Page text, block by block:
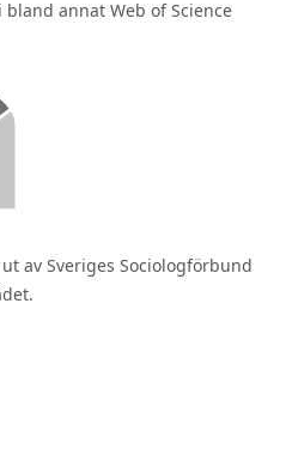
annat Web of Science
av Sveriges Sociologförbund